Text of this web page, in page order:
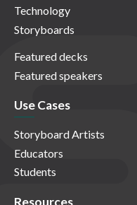
Technology
Storyboards
Featured decks
Featured speakers
Use Cases
Storyboard Artists
Educators
Students
Resources